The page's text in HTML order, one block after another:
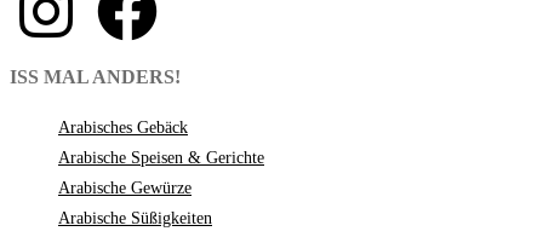
ISS MAL ANDERS!
Arabisches Gebäck
Arabische Speisen & Gerichte
Arabische Gewürze
Arabische Süßigkeiten